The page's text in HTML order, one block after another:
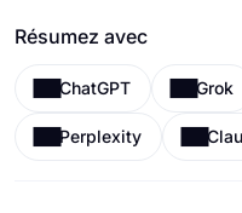
Résumez avec
ChatGPT Grok
Perplexity